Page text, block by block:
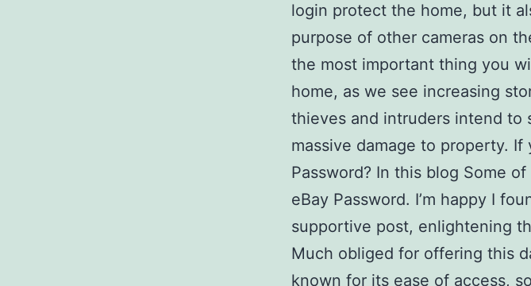
login protect the home, but it
purpose of other cameras on
the most important thing you
home, as we see increasing
thieves and intruders intend to
massive damage to property.
Password? In this blog Some
eBay Password. I’m happy I
supportive post, enlightening
Much obliged for offering this
known for its ease of access,